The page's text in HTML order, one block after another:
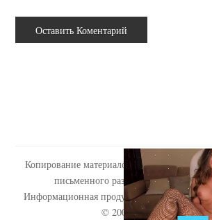
Копирование материалов сайта tabooo.ru
письменного разрешения
Информационная продукция сайта
© 2009-2020«Tabooo.Ru»